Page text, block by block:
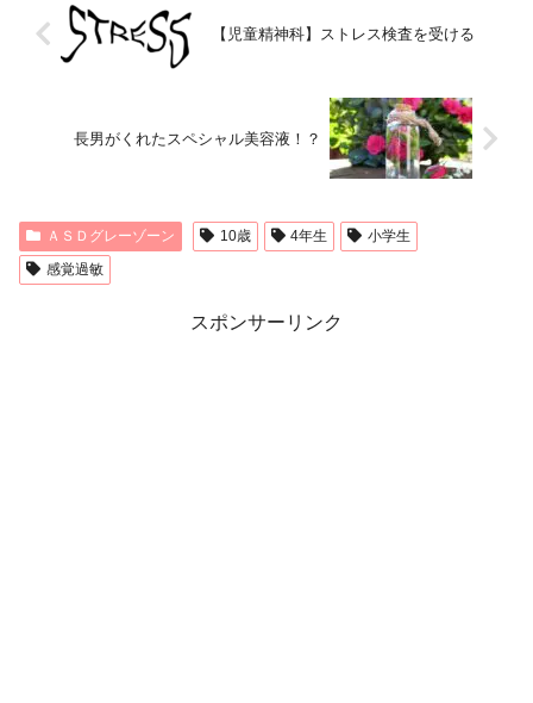
【児童精神科】ストレス検査を受ける
長男がくれたスペシャル美容液！？
ＡＳＤグレーゾーン 10歳 4年生
小学生
感覚過敏
スポンサーリンク